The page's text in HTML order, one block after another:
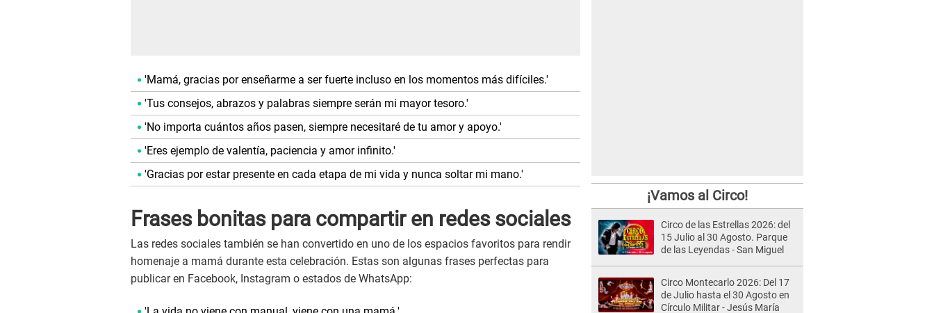
'Mamá, gracias por enseñarme a ser fuerte incluso en los momentos más difíciles.'
'Tus consejos, abrazos y palabras siempre serán mi mayor tesoro.'
'No importa cuántos años pasen, siempre necesitaré de tu amor y apoyo.'
'Eres ejemplo de valentía, paciencia y amor infinito.'
'Gracias por estar presente en cada etapa de mi vida y nunca soltar mi mano.'
Frases bonitas para compartir en redes sociales
Las redes sociales también se han convertido en uno de los espacios favoritos para rendir
homenaje a mamá durante esta celebración. Estas son algunas frases perfectas para
publicar en Facebook, Instagram o estados de WhatsApp:
¡Vamos al Circo!
Circo de las Estrellas 2026: del
15 Julio al 30 Agosto. Parque
de las Leyendas - San Miguel
Circo Montecarlo 2026: Del 17
de Julio hasta el 30 Agosto en
Círculo Militar - Jesús María